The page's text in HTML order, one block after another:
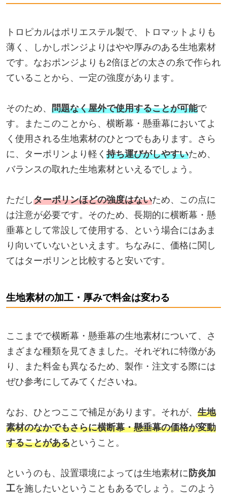
トロピカルはポリエステル製で、トロマットよりも
薄く、しかしポンジよりはやや厚みのある生地素材
です。なおポンジよりも2倍ほどの太さの糸で作られ
ていることから、一定の強度があります。
そのため、 問題なく屋外で使用することが可能で
す。またこのことから、横断幕・懸垂幕においてよ
く使用される生地素材のひとつでもあります。さら
に、ターポリンより軽く 持ち運びがしやすいため、
バランスの取れた生地素材といえるでしょう。
ただしターポリンほどの強度はないため、この点に
は注意が必要です。そのため、長期的に横断幕・懸
垂幕として常設して使用する、という場合にはあま
り向いていないといえます。ちなみに、価格に関し
てはターポリンと比較すると安いです。
生地素材の加工・厚みで料金は変わる
ここまでで横断幕・懸垂幕の生地素材について、さ
まざまな種類を見てきました。それぞれに特徴があ
り、また料金も異なるため、製作・注文する際には
ぜひ参考にしてみてくださいね。
なお、ひとつここで補足があります。それが、 生地
素材のなかでもさらに横断幕・懸垂幕の価格が変動
することがあるということ。
というのも、設置環境によっては生地素材に 防炎加
工を施したいということもあるでしょう。このよう